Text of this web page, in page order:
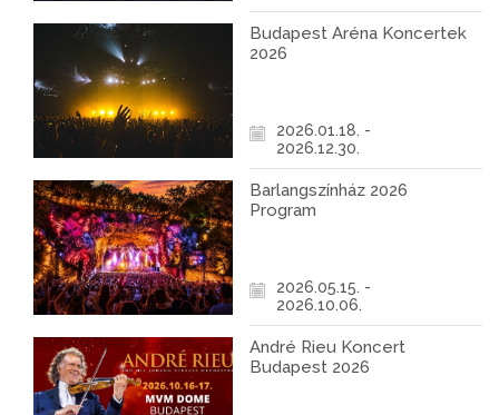
Budapest Aréna Koncertek
2026
2026.01.18. -
2026.12.30.
Barlangszínház 2026
Program
2026.05.15. -
2026.10.06.
André Rieu Koncert
Budapest 2026